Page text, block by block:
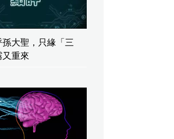
，或成心臟隱形殺手。資料圖片
大聖，只緣「三
又重來